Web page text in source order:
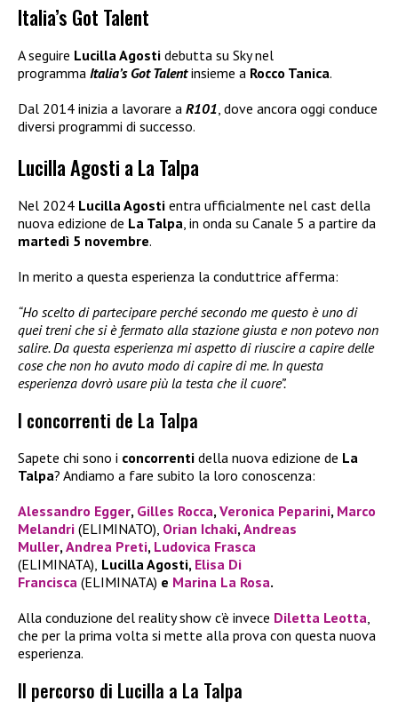
Italia’s Got Talent
A seguire Lucilla Agosti debutta su Sky nel
programma Italia’s Got Talentinsieme a Rocco Tanica.
Dal 2014 inizia a lavorare a R101, dove ancora oggi conduce
diversi programmi di successo.
Lucilla Agosti a La Talpa
Nel 2024 Lucilla Agosti entra ufficialmente nel cast della
nuova edizione de La Talpa , in onda su Canale 5 a partire da
martedì 5 novembre.
In merito a questa esperienza la conduttrice afferma:
“Ho scelto di partecipare perché secondo me questo è uno di
quei treni che si è fermato alla stazione giusta e non potevo non
salire. Da questa esperienza mi aspetto di riuscire a capire delle
cose che non ho avuto modo di capire di me. In questa
esperienza dovrò usare più la testa che il cuore”.
I concorrenti de La Talpa
Sapete chi sono i concorrenti della nuova edizione de La
Talpa? Andiamo a fare subito la loro conoscenza:
Alessandro Egger, Gilles Rocca, Veronica Peparini, Marco
Melandri (ELIMINATO), Orian Ichaki, Andreas
Muller, Andrea Preti, Ludovica Frasca
(ELIMINATA), Lucilla Agosti, Elisa Di
Francisca (ELIMINATA) e Marina La Rosa.
Alla conduzione del reality show c’è invece Diletta Leotta
che per la prima volta si mette alla prova con questa nuova
esperienza.
Il percorso di Lucilla a La Talpa